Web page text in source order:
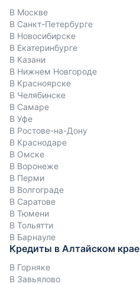
В Москве
В Санкт-Петербурге
В Новосибирске
В Екатеринбурге
В Казани
В Нижнем Новгороде
В Красноярске
В Челябинске
В Самаре
В Уфе
В Ростове-на-Дону
В Краснодаре
В Омске
В Воронеже
В Перми
В Волгограде
В Саратове
В Тюмени
В Тольятти
В Барнауле
Кредиты в Алтайском крае
В Горняке
В Завьялово